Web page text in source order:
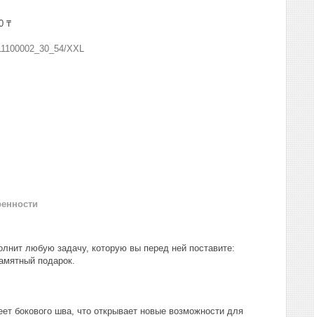
₸
XXL
любую задачу, которую вы перед ней поставите:
подарок.
бокового шва, что открывает новые возможности для